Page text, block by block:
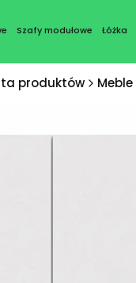
Szafy modułowe Łóżka
produktów Meble